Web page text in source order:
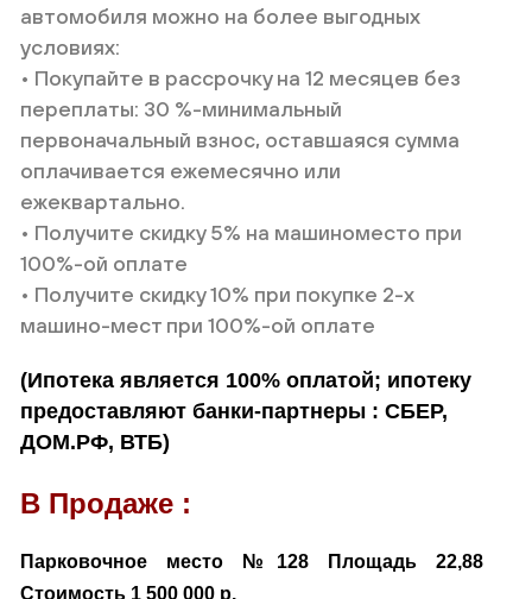
автомобиля можно на более выгодных
условиях:
• Покупайте в рассрочку на 12 месяцев без
переплаты: 30 %-минимальный
первоначальный взнос, оставшаяся сумма
оплачивается ежемесячно или
ежеквартально.
• Получите скидку 5% на машиноместо при
100%-ой оплате
• Получите скидку 10% при покупке 2-х
машино-мест при 100%-ой оплате
(Ипотека является 100% оплатой; ипотеку
предоставляют банки-партнеры : СБЕР,
ДОМ.РФ, ВТБ)
В Продаже :
Парковочное место №128 Площадь 22,88
Стоимость 1 500 000 р.
Обратная связь
Если вы не нашли ответ на интересующий Вас
вопрос, вы можете задать его здесь.
Ваше ФИО
Номер телефона
Текст сообщения
Нажимая кнопку «Отправить» вы даёте свое согласие на
получение РИМ
Заявка на звонок
№
Введите ваше ФИО
Номер телефона
обработку персональных данных